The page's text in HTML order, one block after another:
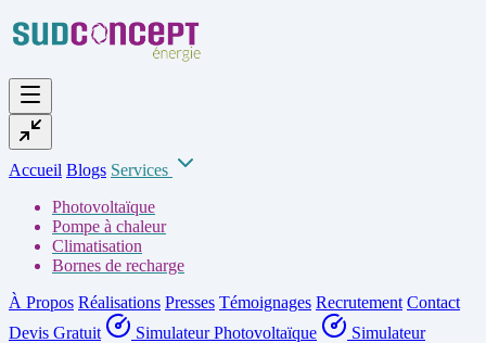
Accueil Blogs Services
Photovoltaïque
Pompe à chaleur
Climatisation
Bornes de recharge
À Propos Réalisations Presses Témoignages Recrutement Contact
Devis Gratuit
Simulateur Photovoltaïque
Simulateur